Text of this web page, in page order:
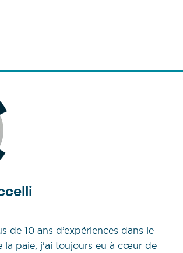
de 10 ans d’expériences dans le
la paie, j'ai toujours eu à cœur de